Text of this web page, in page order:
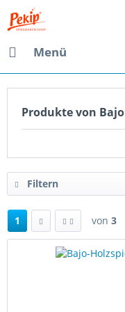
Menü
Produkte von Bajo
Filtern
1 von 3